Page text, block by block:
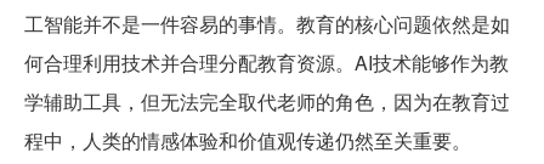
工智能并不是一件容易的事情。教育的核心问题依然是如
何合理利用技术并合理分配教育资源。AI技术能够作为教
学辅助工具，但无法完全取代老师的角色，因为在教育过
程中，人类的情感体验和价值观传递仍然至关重要。